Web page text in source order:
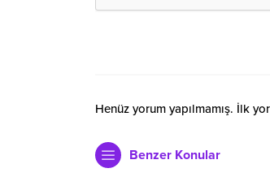
Henüz yorum yapılmamış. İlk
Benzer Konular